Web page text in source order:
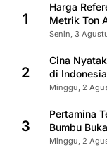
1
Harga
Metrik Ton
Senin, 3
2
Cina
di Indonesia
Minggu, 2
3
Pertamina
Bumbu
Minggu, 2